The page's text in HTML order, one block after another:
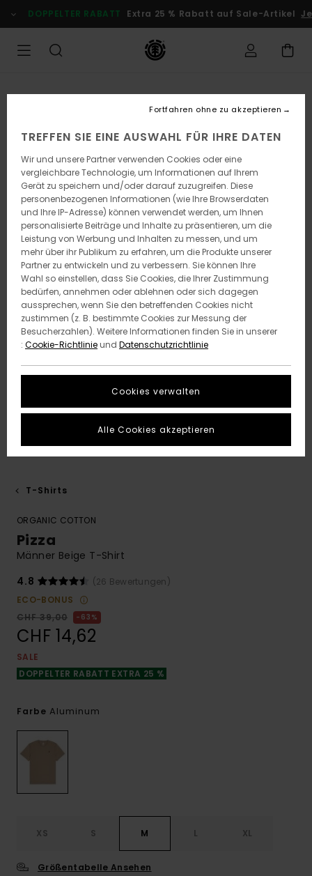
zur
Produktinformation
DOPPELTER RABATT Extra 25 % Rabatt auf Sale-Artikel
T-Shirts
ORGANIC COTTON
Pizza
Männer Beige T-Shirt
4.8
(26 Bewertungen)
ECO-BONUS
CHF 39,00
63%
CHF 14,62
SALE
DOPPELTER RABATT EXTRA 25 %
Farbe Aluminum
XS S M L XL
Größentabelle Ansehen
TREFFEN SIE EINE AUSWAHL FÜR IHRE DATEN
Wir und unsere Partner verwenden Cookies oder eine
vergleichbare Technologie, um Informationen auf Ihrem
Gerät zu speichern und/oder darauf zuzugreifen. Diese
personenbezogenen Informationen (wie Ihre Browserdaten
und Ihre IP-Adresse) können verwendet werden, um Ihnen
personalisierte Beiträge und Inhalte zu präsentieren, um die
Leistung von Werbung und Inhalten zu messen, und um
mehr über ihr Publikum zu erfahren, um die Produkte unserer
Partner zu entwickeln und zu verbessern. Sie können Ihre
Wahl so einstellen, dass Sie Cookies, die Ihrer Zustimmung
bedürfen, annehmen oder ablehnen oder sich dagegen
aussprechen, wenn Sie den betreffenden Cookies nicht
zustimmen (z. B. bestimmte Cookies zur Messung der
Besucherzahlen). Weitere Informationen finden Sie in unserer
: Cookie-Richtlinieund Datenschutzrichtlinie
Cookies verwalten
Fortfahren ohne zu akzeptieren
Alle Cookies akzeptieren